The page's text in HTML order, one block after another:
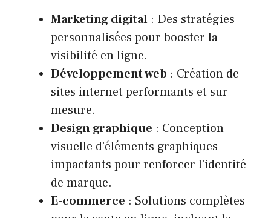
Marketing digital : Des stratégies
personnalisées pour booster la
visibilité en ligne.
Développement web : Création de
sites internet performants et sur
mesure.
Design graphique : Conception
visuelle d’éléments graphiques
impactants pour renforcer l’identité
de marque.
E-commerce : Solutions complètes